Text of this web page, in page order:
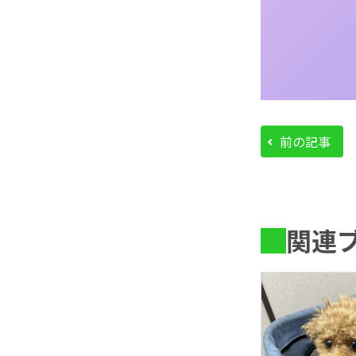
前の記事
関連